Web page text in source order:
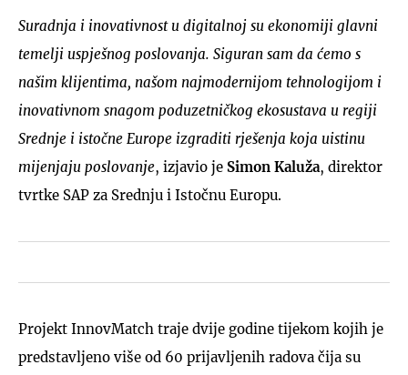
Suradnja i inovativnost u digitalnoj su ekonomiji glavni
temelji uspješnog poslovanja. Siguran sam da ćemo s
našim klijentima, našom najmodernijom tehnologijom i
inovativnom snagom poduzetničkog ekosustava u regiji
Srednje i istočne Europe izgraditi rješenja koja uistinu
mijenjaju poslovanje, izjavio je Simon Kaluža, direktor
tvrtke SAP za Srednju i Istočnu Europu.
Projekt InnovMatch traje dvije godine tijekom kojih je
predstavljeno više od 60 prijavljenih radova čija su